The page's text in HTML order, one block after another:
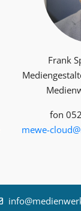
Frank
fon
mewe-